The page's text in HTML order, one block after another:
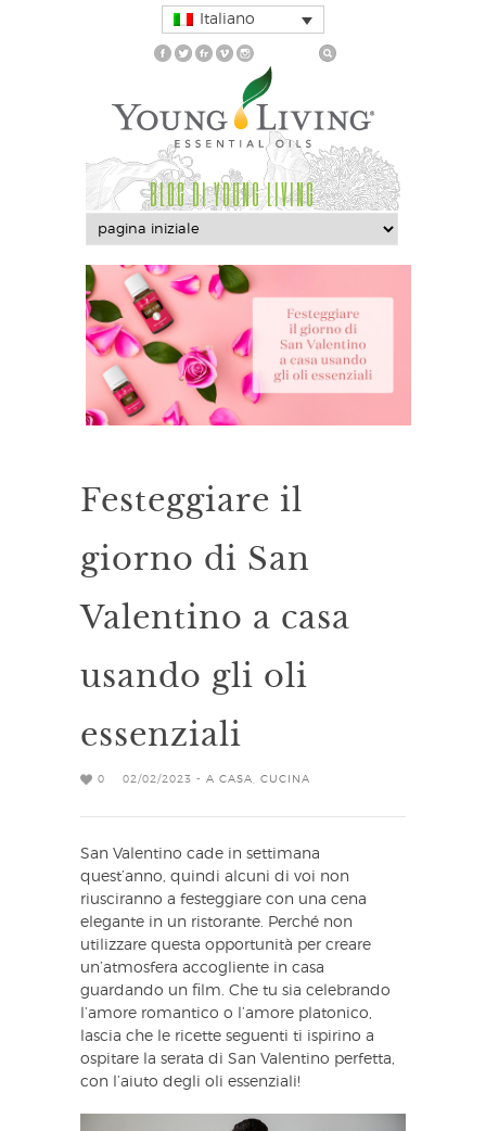
Italiano
BLOG DI YOUNG LIVING
Festeggiare il
giorno di San
Valentino a casa
usando gli oli
essenziali
0 02/02/2023 - A CASA CUCINA
San Valentino cade in settimana
quest’anno, quindi alcuni di voi non
riusciranno a festeggiare con una cena
elegante in un ristorante. Perché non
utilizzare questa opportunità per creare
un’atmosfera accogliente in casa
guardando un film. Che tu sia celebrando
l’amore romantico o l’amore platonico,
lascia che le ricette seguenti ti ispirino a
ospitare la serata di San Valentino perfetta,
con l’aiuto degli oli essenziali!